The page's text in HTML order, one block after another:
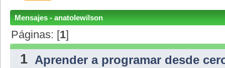
Mensajes - anatolewilson
Páginas: [1]
1 Aprender a programar desde